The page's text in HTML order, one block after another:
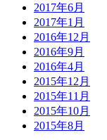
2017年6月
2017年1月
2016年12月
2016年9月
2016年4月
2015年12月
2015年11月
2015年10月
2015年8月